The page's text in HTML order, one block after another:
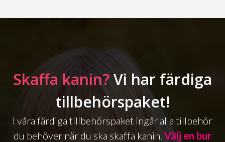
Skaffa kanin?Vi har färdiga
tillbehörspaket!
I våra färdiga tillbehörspaket ingår alla tillbehör
du behöver när du ska skaffa kanin. Välj en bur